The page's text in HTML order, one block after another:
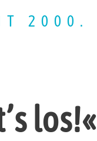
2000.
los!«